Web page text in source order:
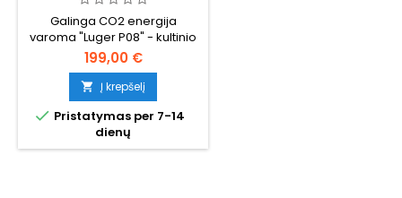
KARO LAIKŲ VOKIŠKAS
PISTOLETAS, STIPRESNIS UŽ
ŽALIAS DUJAS
Galinga CO2 energija
varoma "Luger P08" - kultinio
vokiečių karinio pistoleto,
naudoto per abu pasaulinius
karus, kopija. Visiškai
metalinis korpusas, ~350 FPS /
1,14 J, 15 šovinių dėtuvė.
Pastebimai galingesnis ir su
stipresniu grįžtamuoju smūgiu
199,00 €
 Į krepšelį
 Pristatymas per 7-14
dienų